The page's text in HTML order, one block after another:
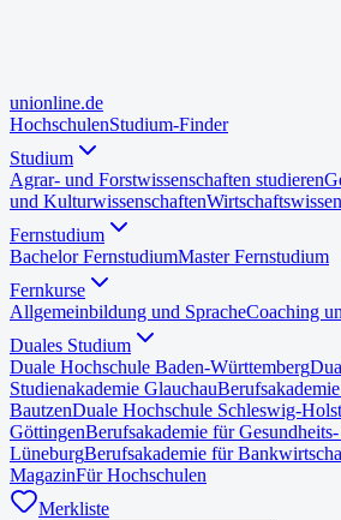
unionline.de
HochschulenStudium-Finder
Studium
Agrar- und Forstwissenschaften studieren
und Kulturwissenschaften
Fernstudium
Bachelor FernstudiumMaster Fernstudium
Fernkurse
Allgemeinbildung und SpracheCoaching
Duales Studium
Duale Hochschule Baden-Württemberg
Studienakademie Glauchau
BautzenDuale Hochschule Schleswig-
GöttingenBerufsakademie für
LüneburgBerufsakademie für
MagazinFür Hochschulen
Merkliste